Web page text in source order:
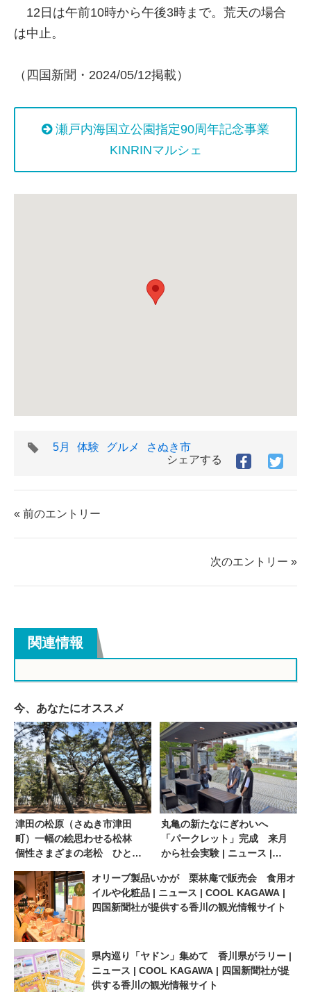
12日は午前10時から午後3時まで。荒天の場合
は中止。
（四国新聞・2024/05/12掲載）
瀬戸内海国立公園指定90周年記念事業
KINRINマルシェ
タ
5月 体験 グルメ
さぬき市
シェアする
Facebook
シ
す
シ
す
« 前のエントリー
次のエントリー »
関連情報
今、あなたにオススメ
津田の松原（さぬき市津田
町）一幅の絵思わせる松林
個性さまざまの老松 ひとき
COOL KAGAWA | 四国新聞社
が提供する香川の観光情報サ
イト
丸亀の新たなにぎわいへ
「パークレット」完成 来月
から社会実験 | ニュース |
が提供する香川の観光情報サ
イト
オリーブ製品いかが 栗林庵で販売会 食用オ
イルや化粧品 | ニュース | COOL KAGAWA |
四国新聞社が提供する香川の観光情報サイト
県内巡り「ヤドン」集めて 香川県がラリー |
ニュース | COOL KAGAWA | 四国新聞社が提
供する香川の観光情報サイト